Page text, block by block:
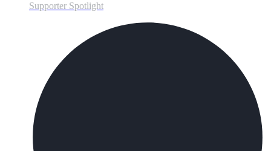
Supporter Spotlight